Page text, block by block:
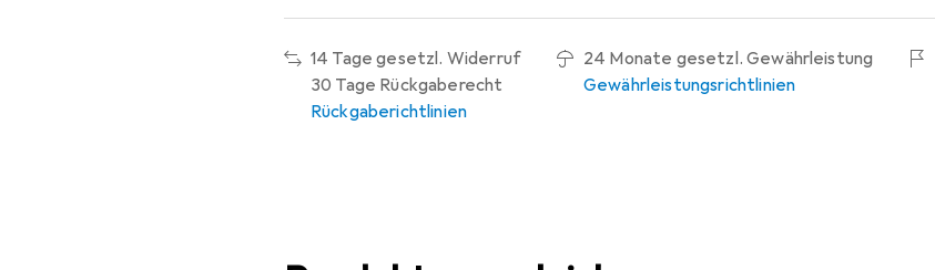
14 Tage gesetzl. Widerruf
30 Tage Rückgaberecht
Rückgaberichtlinien
24 Monate gesetzl. Gewährleistung
Gewährleistungsrichtlinien